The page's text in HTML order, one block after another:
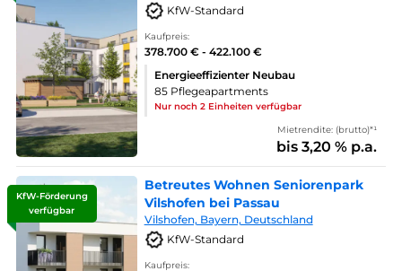
KfW-Standard
Kaufpreis:
378.700 € - 422.100 €
Energieeffizienter Neubau
85 Pflegeapartments
Nur noch 2 Einheiten verfügbar
Mietrendite: (brutto)*¹
bis 3,20 % p.a.
KfW-Förderung
verfügbar
Betreutes Wohnen Seniorenpark
Vilshofen bei Passau
Vilshofen, Bayern, Deutschland
KfW-Standard
Kaufpreis: